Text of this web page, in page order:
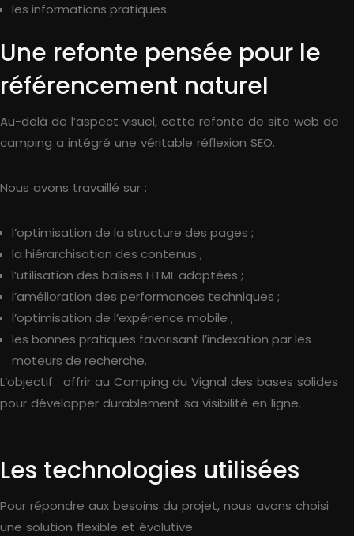
les informations pratiques.
Une refonte pensée pour le
référencement naturel
Au-delà de l’aspect visuel, cette refonte de site web de
camping a intégré une véritable réflexion SEO.
Nous avons travaillé sur :
l’optimisation de la structure des pages ;
la hiérarchisation des contenus ;
l’utilisation des balises HTML adaptées ;
l’amélioration des performances techniques ;
l’optimisation de l’expérience mobile ;
les bonnes pratiques favorisant l’indexation par les
moteurs de recherche.
L’objectif : offrir au Camping du Vignal des bases solides
pour développer durablement sa visibilité en ligne.
Les technologies utilisées
Pour répondre aux besoins du projet, nous avons choisi
une solution flexible et évolutive :